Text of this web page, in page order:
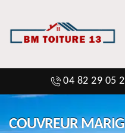
04 82 29 05
COUVREUR